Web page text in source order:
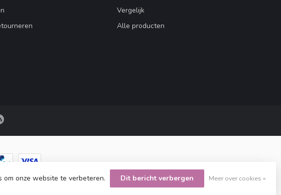
Vergelijk
Alle producten
designbyDyvelopment
om onze website te verbeteren. Dit bericht verbergen Meer over cookies »